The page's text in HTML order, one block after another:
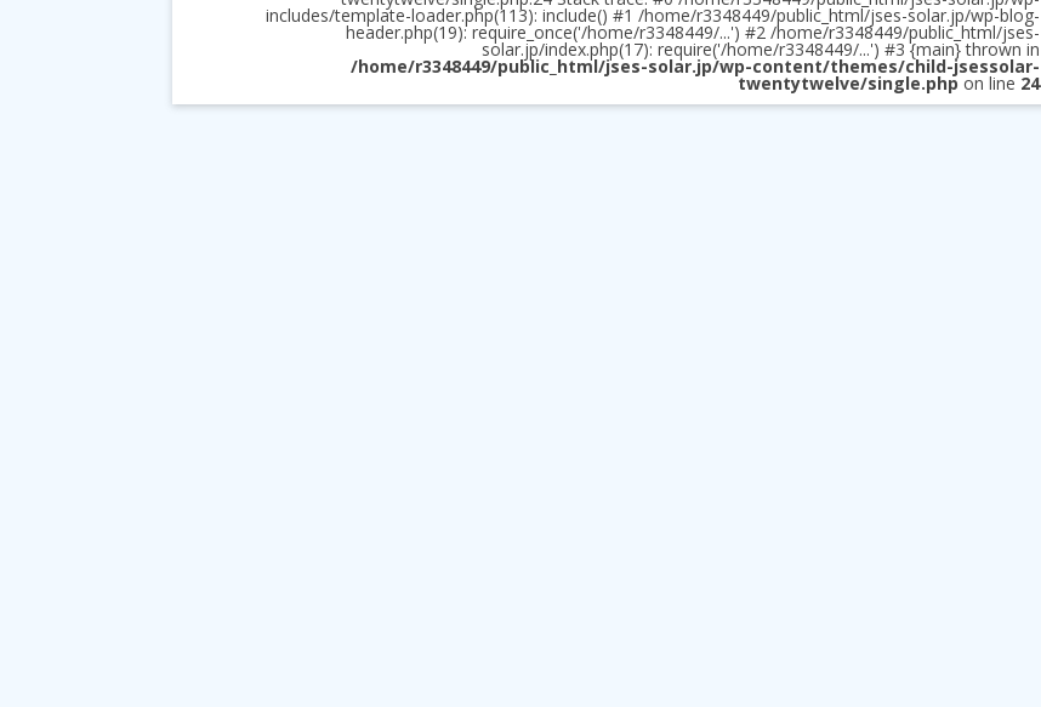
includes/template-loader.php(113): include() #1 /home/r3348449/public_html/jses-solar.jp/wp-blog-
header.php(19): require_once('/home/r3348449/...') #2 /home/r3348449/public_html/jses-
solar.jp/index.php(17): require('/home/r3348449/...') #3 {main} thrown in
/home/r3348449/public_html/jses-solar.jp/wp-content/themes/child-jsessolar-
twentytwelve/single.php on line 24